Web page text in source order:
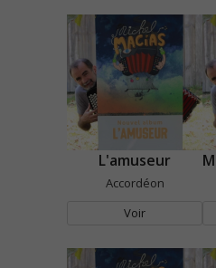
L'amuseur
Accordéon
Voir